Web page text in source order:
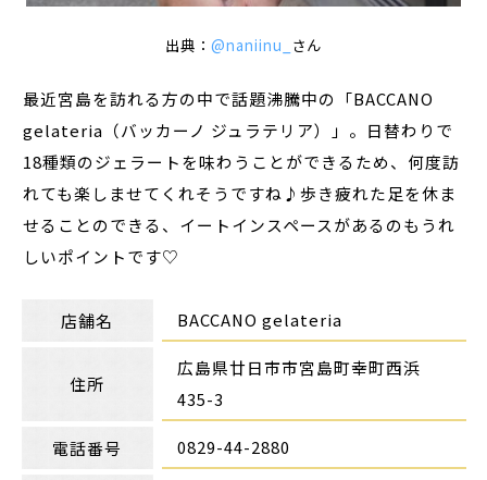
出典： @naniinu_ さん
最近宮島を訪れる方の中で話題沸騰中の「BACCANO
gelateria（バッカーノ ジュラテリア）」。日替わりで
18種類のジェラートを味わうことができるため、何度訪
れても楽しませてくれそうですね♪歩き疲れた足を休ま
せることのできる、イートインスペースがあるのもうれ
しいポイントです♡
店舗名 BACCANO gelateria
住所
広島県廿日市市宮島町幸町西浜
435-3
電話番号 0829-44-2880